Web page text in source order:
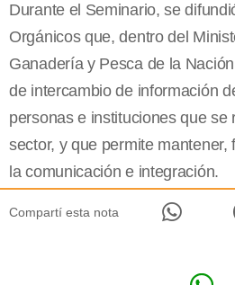
Durante el Seminario, se
Orgánicos que, dentro del
Ganadería y Pesca de la
de intercambio de información
personas e instituciones que se
sector, y que permite mantener,
la comunicación e integración.
Compartí esta nota